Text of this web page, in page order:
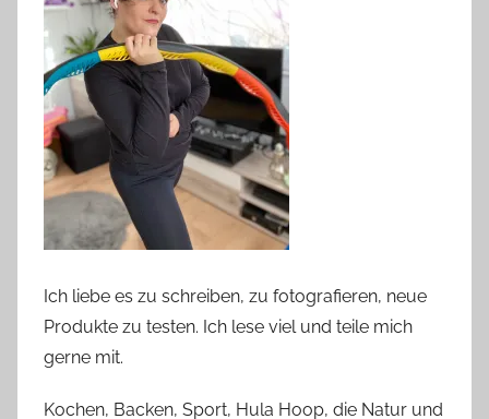
Ich liebe es zu schreiben, zu fotografieren, neue
Produkte zu testen. Ich lese viel und teile mich
gerne mit.
Kochen, Backen, Sport, Hula Hoop, die Natur und